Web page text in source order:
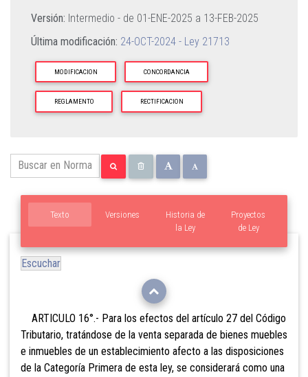
Versión: Intermedio - de 01-ENE-2025 a 13-FEB-2025
Última modificación: 24-OCT-2024 - Ley 21713
MODIFICACION CONCORDANCIA
REGLAMENTO RECTIFICACION
Texto Versiones
Proyectos
de Ley
Historia de
la Ley
Escuchar
ARTICULO 16°.- Para los efectos del artículo 27 del Código
Tributario, tratándose de la venta separada de bienes muebles
e inmuebles de un establecimiento afecto a las disposiciones
de la Categoría Primera de esta ley, se considerará como una